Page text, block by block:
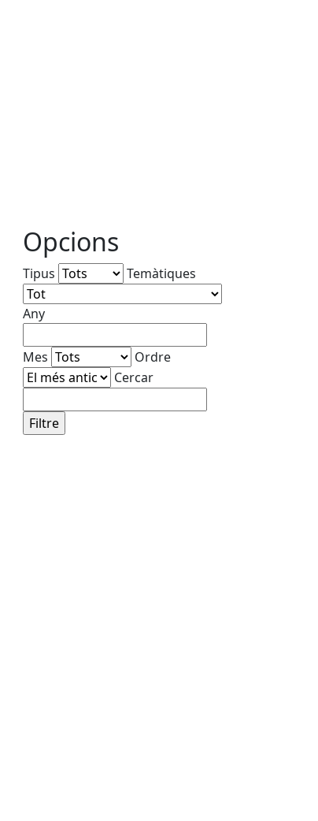
Opcions
Tipus Temàtiques
Any
Mes
Ordre
Cercar